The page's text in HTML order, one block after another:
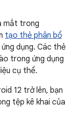
mắt trong
tạo thẻ phân bổ
dụng. Các thẻ
trong ứng dụng
cụ thể.
12 trở lên, bạn
tệp kê khai của